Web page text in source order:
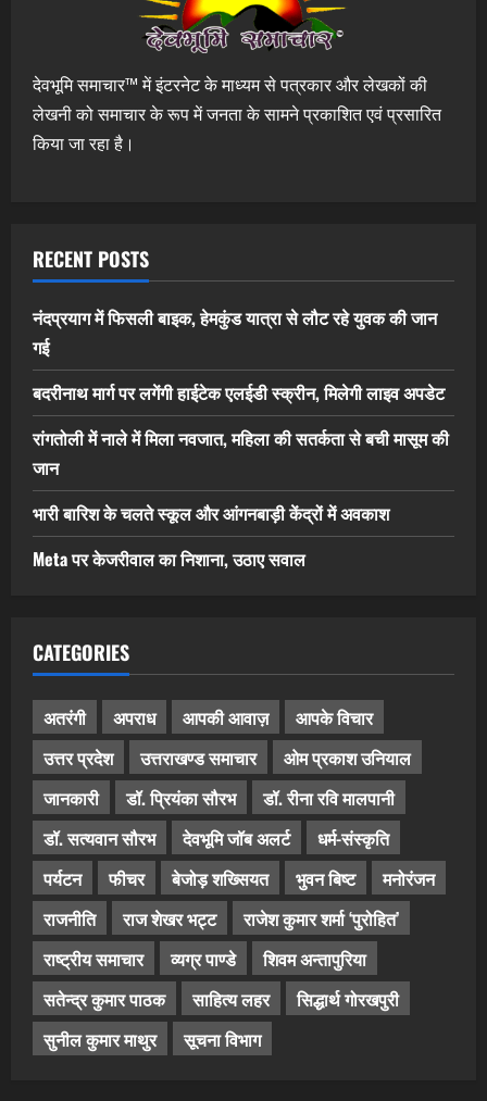
देवभूमि समाचार™ में इंटरनेट के माध्यम से पत्रकार और लेखकों की
लेखनी को समाचार के रूप में जनता के सामने प्रकाशित एवं प्रसारित
किया जा रहा है।
RECENT POSTS
नंदप्रयाग में फिसली बाइक, हेमकुंड यात्रा से लौट रहे युवक की जान
गई
बदरीनाथ मार्ग पर लगेंगी हाईटेक एलईडी स्क्रीन, मिलेगी लाइव अपडेट
रांगतोली में नाले में मिला नवजात, महिला की सतर्कता से बची मासूम की
जान
भारी बारिश के चलते स्कूल और आंगनबाड़ी केंद्रों में अवकाश
Meta पर केजरीवाल का निशाना, उठाए सवाल
CATEGORIES
अतरंगी अपराध आपकी आवाज़
आपके विचार
उत्तर प्रदेश
उत्तराखण्ड समाचार
ओम प्रकाश उनियाल
जानकारी
डॉ. प्रियंका सौरभ
डॉ. रीना रवि मालपानी
डॉ. सत्यवान सौरभ
देवभूमि जॉब अलर्ट
धर्म-संस्कृति
पर्यटन
फीचर बेजोड़ शख्सियत भुवन बिष्ट
मनोरंजन
राजनीति
राज शेखर भट्ट
राजेश कुमार शर्मा ‘पुरोहित’
राष्ट्रीय समाचार
व्यग्र पाण्डे
शिवम अन्तापुरिया
सतेन्द्र कुमार पाठक
साहित्य लहर
सिद्धार्थ गोरखपुरी
सुनील कुमार माथुर
सूचना विभाग